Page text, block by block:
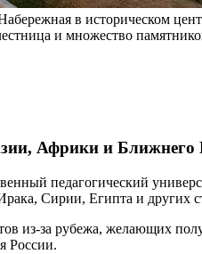
в историческом
и множество
Африки и
педагогический
Сирии, Египта и других
из-за рубежа, желающих
России.